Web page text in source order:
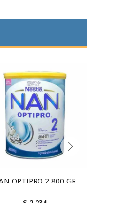
OPTIPRO 2 800 GR